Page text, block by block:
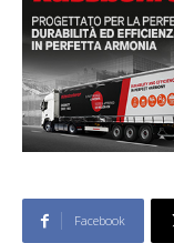
Facebook